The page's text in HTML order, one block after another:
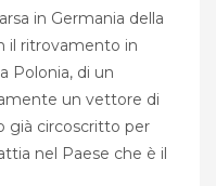
in Germania della
il ritrovamento in
Polonia, di un
un vettore di
già circoscritto per
nel Paese che è il